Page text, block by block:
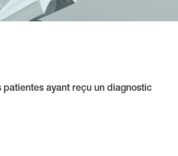
patientes ayant reçu un diagnostic